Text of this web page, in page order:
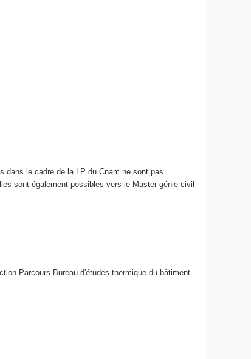
dans le cadre de la LP du Cnam ne sont pas
sont également possibles vers le Master génie civil
Parcours Bureau d'études thermique du bâtiment